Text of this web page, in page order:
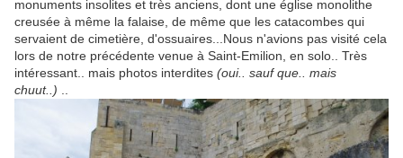
monuments insolites et très anciens, dont une église monolithe
creusée à même la falaise, de même que les catacombes qui
servaient de cimetière, d'ossuaires...Nous n'avions pas visité cela
lors de notre précédente venue à Saint-Emilion, en solo.. Très
intéressant.. mais photos interdites (oui.. sauf que.. mais
chuut..)